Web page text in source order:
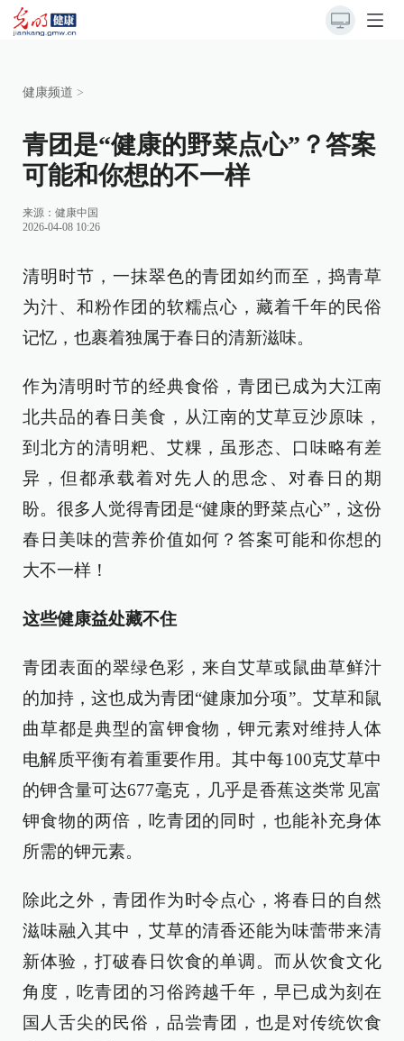
健康频道 >
青团是“健康的野菜点心”？答案
可能和你想的不一样
来源： 健康中国
2026-04-08 10:26
清明时节，一抹翠色的青团如约而至，捣青草
为汁、和粉作团的软糯点心，藏着千年的民俗
记忆，也裹着独属于春日的清新滋味。
作为清明时节的经典食俗，青团已成为大江南
北共品的春日美食，从江南的艾草豆沙原味，
到北方的清明粑、艾粿，虽形态、口味略有差
异，但都承载着对先人的思念、对春日的期
盼。很多人觉得青团是“健康的野菜点心”，这份
春日美味的营养价值如何？答案可能和你想的
大不一样！
这些健康益处藏不住
青团表面的翠绿色彩，来自艾草或鼠曲草鲜汁
的加持，这也成为青团“健康加分项”。艾草和鼠
曲草都是典型的富钾食物，钾元素对维持人体
电解质平衡有着重要作用。其中每100克艾草中
的钾含量可达677毫克，几乎是香蕉这类常见富
钾食物的两倍，吃青团的同时，也能补充身体
所需的钾元素。
除此之外，青团作为时令点心，将春日的自然
滋味融入其中，艾草的清香还能为味蕾带来清
新体验，打破春日饮食的单调。而从饮食文化
角度，吃青团的习俗跨越千年，早已成为刻在
国人舌尖的民俗，品尝青团，也是对传统饮食